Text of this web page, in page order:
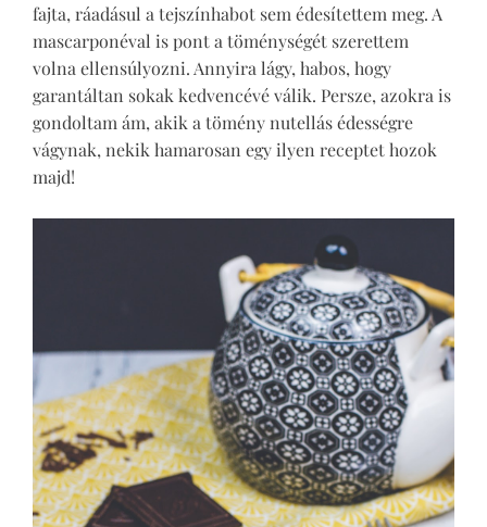
fajta, ráadásul a tejszínhabot sem édesítettem meg. A
mascarponéval is pont a töménységét szerettem
volna ellensúlyozni. Annyira lágy, habos, hogy
garantáltan sokak kedvencévé válik. Persze, azokra is
gondoltam ám, akik a tömény nutellás édességre
vágynak, nekik hamarosan egy ilyen receptet hozok
majd!